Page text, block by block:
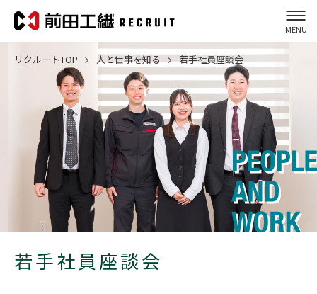
MENU
TOP
リクルートTOP 人と仕事を知る 若手社員座談会
若手社員座談会